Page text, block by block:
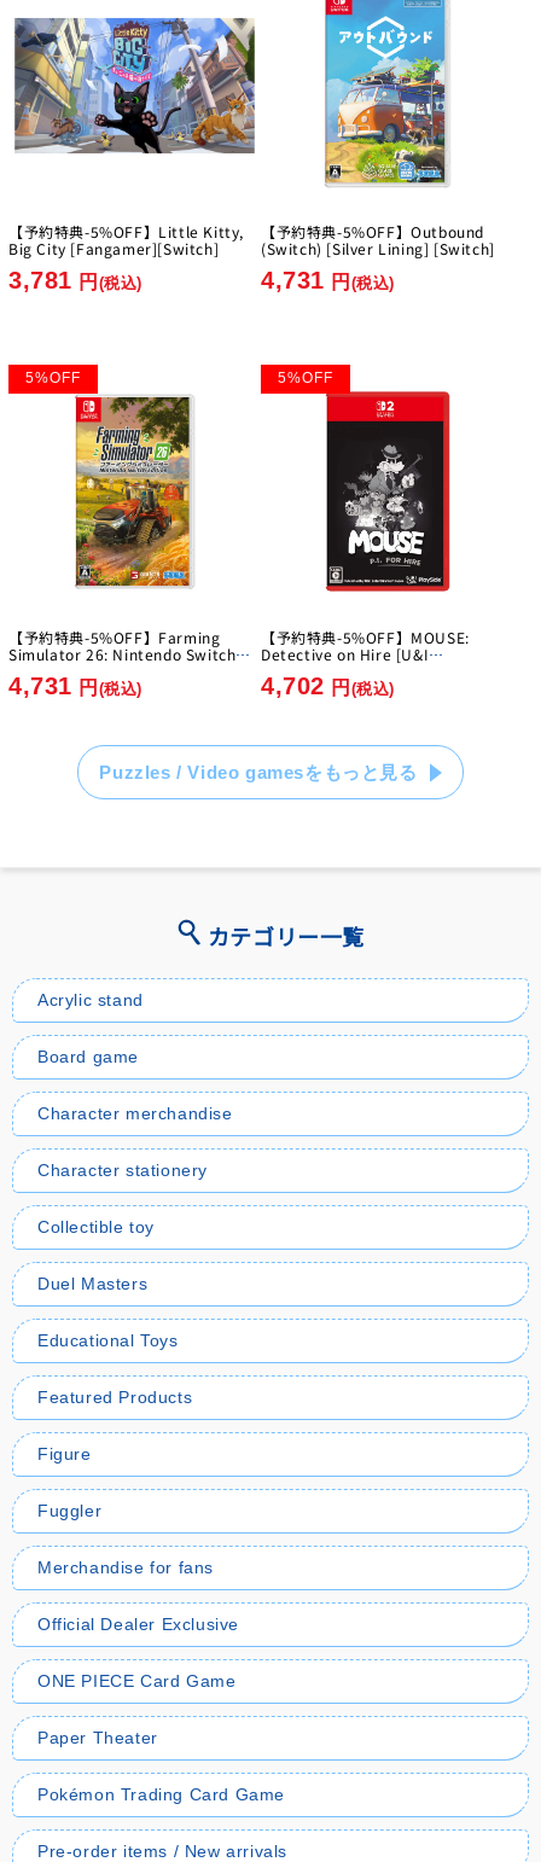
【予約特典-5%OFF】Little Kitty,
Big City [Fangamer][Switch]
3,781 円 (税込)
【予約特典-5%OFF】Outbound
(Switch) [Silver Lining] [Switch]
4,731 円 (税込)
5%OFF
【予約特典-5%OFF】Farming
Simulator 26: Nintendo Switch
[Switch]
4,731 円 (税込)
5%OFF
【予約特典-5%OFF】MOUSE:
Detective on Hire [U&I
4,702 円 (税込)
Puzzles / Video gamesをもっと見る
カテゴリー一覧
Acrylic stand
Board game
Character merchandise
Character stationery
Collectible toy
Duel Masters
Educational Toys
Featured Products
Figure
Fuggler
Merchandise for fans
Official Dealer Exclusive
ONE PIECE Card Game
Paper Theater
Pokémon Trading Card Game
Pre-order items / New arrivals